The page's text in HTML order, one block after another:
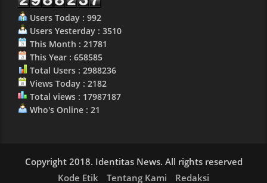
Users Today : 992
Users Yesterday : 3510
This Month : 21781
This Year : 658585
Total Users : 2988236
Views Today : 2182
Total views : 17987187
Who's Online : 21
Copyright 2018. Identitas News. All rights reserved
Kode Etik
Tentang Kami Redaksi